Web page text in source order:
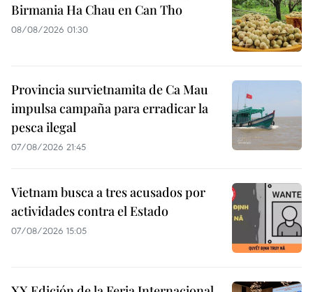
Birmania Ha Chau en Can Tho
08/08/2026 01:30
Provincia survietnamita de Ca Mau
impulsa campaña para erradicar la
pesca ilegal
07/08/2026 21:45
Vietnam busca a tres acusados por
actividades contra el Estado
07/08/2026 15:05